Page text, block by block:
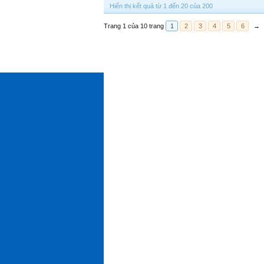
Hiển thị kết quả từ 1 đến 20 của 200
Trang 1 của 10 trang 1 2 3 4 5 6 →